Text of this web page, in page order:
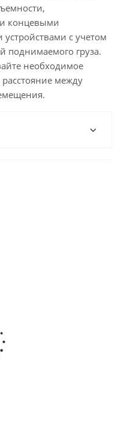
концевыми
с учетом
поднимаемого груза.
необходимое
между